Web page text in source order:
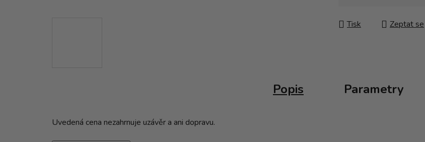
Tisk Zeptat se
Popis Parametry
Uvedená cena nezahrnuje uzávěr a ani dopravu.